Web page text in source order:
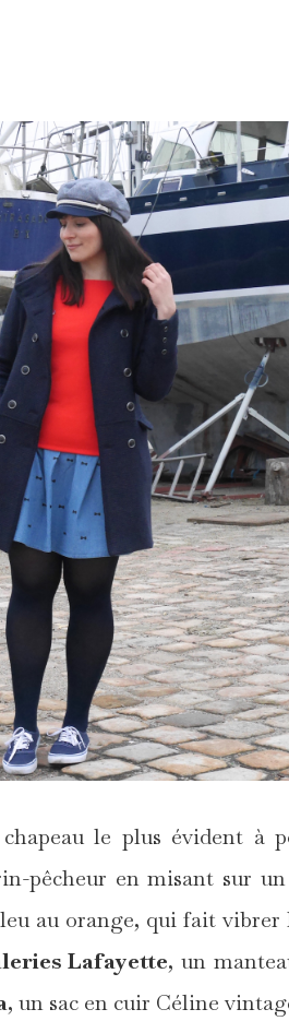
le plus évident à
pêcheur en misant sur
au orange, qui fait vibrer
Lafayette, un
, un sac en cuir Céline